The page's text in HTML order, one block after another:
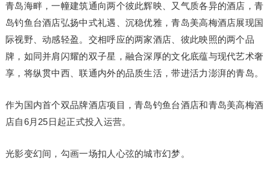
青岛海畔，一幢建筑通向两个彼此辉映、又气质各异的酒店，青
岛钓鱼台酒店弘扬中式礼遇、沉稳优雅，青岛美高梅酒店展现国
际视野、动感轻盈。交相呼应的两家酒店、彼此映照的两个品
牌，如同并肩闪耀的双子星，融合深厚的文化底蕴与现代艺术奢
享，将纵贯中西、联通内外的品质生活，带进活力澎湃的青岛。
作为国内首个双品牌酒店项目，青岛钓鱼台酒店和青岛美高梅酒
店自6月25日起正式投入运营。
光影变幻间，勾画一场扣人心弦的城市幻梦。